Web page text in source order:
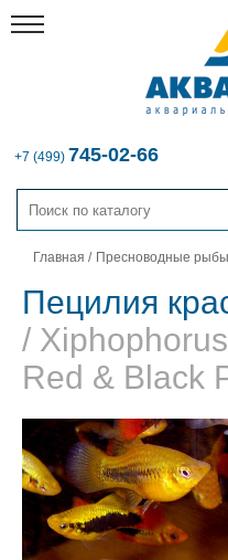
+7 (499) 745-02-66
Главная / Пресноводные рыбы
Пецилия
/
Red & Black